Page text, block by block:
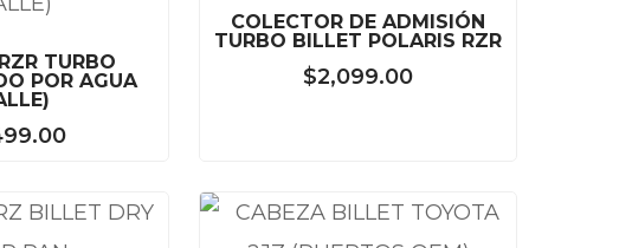
TURBO
POR AGUA
COLECTOR DE ADMISIÓN
TURBO BILLET POLARIS RZR
$2,099.00